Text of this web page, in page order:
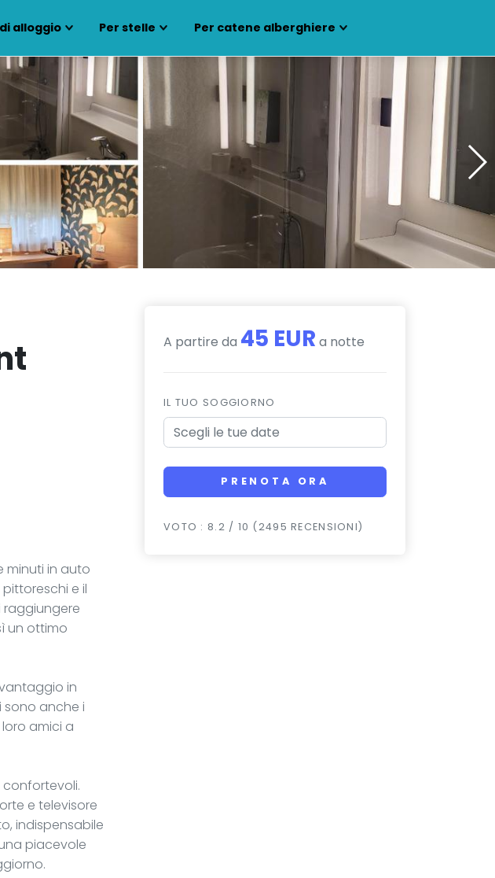
alloggio Per stelle Per catene alberghiere
minuti in auto
e il
un ottimo
in
sono anche i
amici a
e televisore
indispensabile
piacevole
A partire da 45 EUR a notte
IL TUO SOGGIORNO
PRENOTA ORA
VOTO : 8.2 / 10 (2495 RECENSIONI)